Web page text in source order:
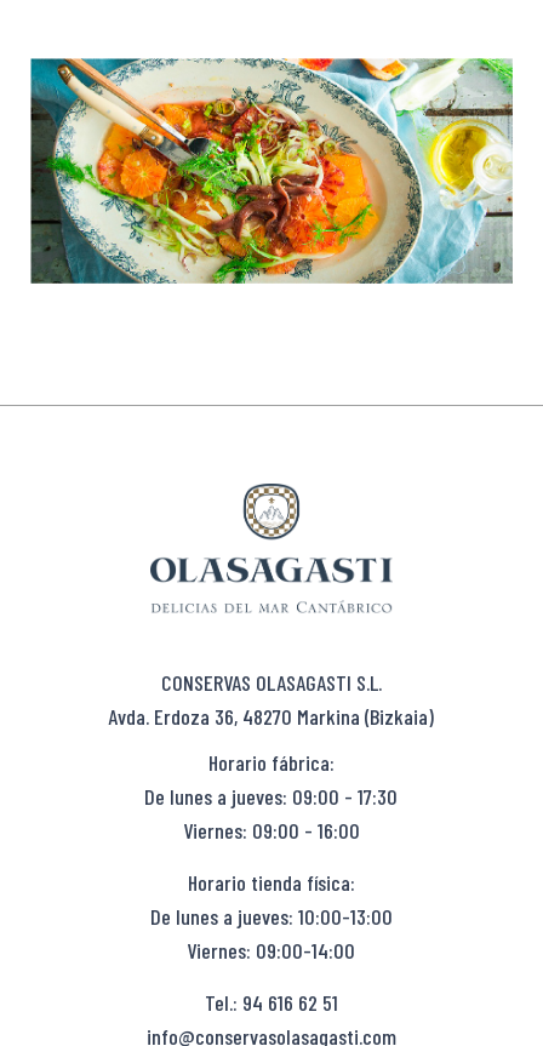
CONSERVAS OLASAGASTI S.L.
Avda. Erdoza 36, 48270 Markina (Bizkaia)
Horario fábrica:
De lunes a jueves: 09:00 - 17:30
Viernes: 09:00 - 16:00
Horario tienda física:
De lunes a jueves: 10:00-13:00
Viernes: 09:00-14:00
Tel.: 94 616 62 51
info@conservasolasagasti.com